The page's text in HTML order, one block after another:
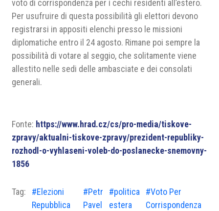
voto di corrispondenza per i cechi residenti all’estero.
Per usufruire di questa possibilità gli elettori devono
registrarsi in appositi elenchi presso le missioni
diplomatiche entro il 24 agosto. Rimane poi sempre la
possibilità di votare al seggio, che solitamente viene
allestito nelle sedi delle ambasciate e dei consolati
generali.
Fonte: https://www.hrad.cz/cs/pro-media/tiskove-
zpravy/aktualni-tiskove-zpravy/prezident-republiky-
rozhodl-o-vyhlaseni-voleb-do-poslanecke-snemovny-
1856
Tag:
#Elezioni
Repubblica
#Petr
Pavel
#politica
estera
#Voto Per
Corrispondenza